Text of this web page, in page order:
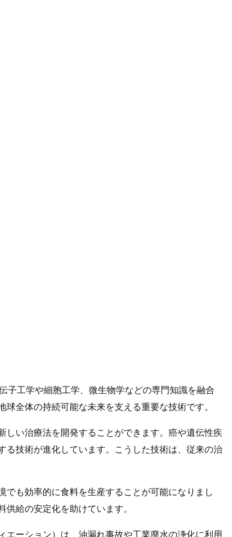
子工学や細胞工学、微生物学などの専門知識を融合
全体の持続可能な未来を支える重要な技術です。
い治療法を開発することができます。癌や遺伝性疾
技術が進化しています。こうした技術は、従来の治
も効率的に食料を生産することが可能になりまし
給の安定化を助けています。
ーション）は、油漏れ事故や工業廃水の浄化に利用